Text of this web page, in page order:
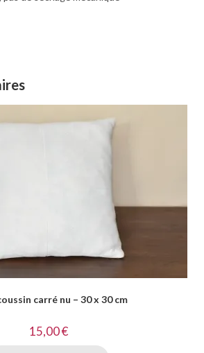
carré nu – 30 x 30 cm
15,00€